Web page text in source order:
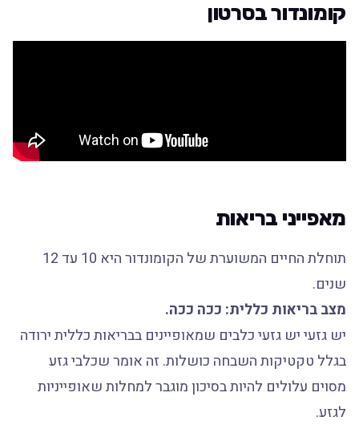
קומונדור בסרטון
מאפייני בריאות
תוחלת החיים המשוערת של הקומונדור היא 10 עד 12
שנים.
מצב בריאות כללית: ככה ככה.
יש גזעי יש גזעי כלבים שמאופיינים בבריאות כללית ירודה
בגלל טקטיקות השבחה כושלות. זה אומר שכלבי גזע
מסוים עלולים להיות בסיכון מוגבר למחלות שאופייניות
לגזע.